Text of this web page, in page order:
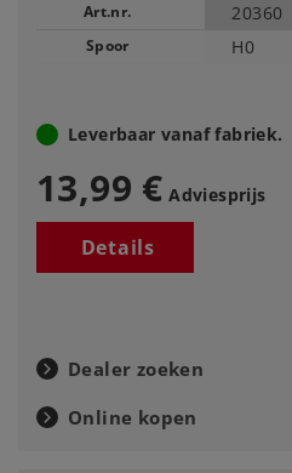
Art.nr. 20360
Spoor H0
Leverbaar vanaf fabriek.
13,99 € Adviesprijs
Details
Dealer zoeken
Online kopen